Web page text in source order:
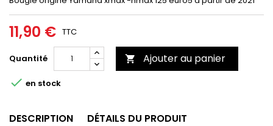
11,90 € TTC
Quantité  Ajouter au panier
 en stock
DESCRIPTION DÉTAILS DU PRODUIT